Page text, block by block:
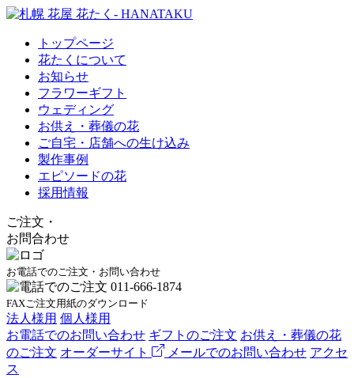
トップページ
花たくについて
お知らせ
フラワーギフト
ウェディング
お供え・葬儀の花
ご自宅・店舗への生け込み
製作事例
エピソードの花
採用情報
ご注文 ・
お問合わせ
お電話でのご注文・お問い合わせ
FAXご注文用紙のダウンロード
法人様用 個人様用
お電話でのお問い合わせ ギフトのご注文 お供え・葬儀の花
のご注文 オーダーサイト メールでのお問い合わせ アクセ
ス